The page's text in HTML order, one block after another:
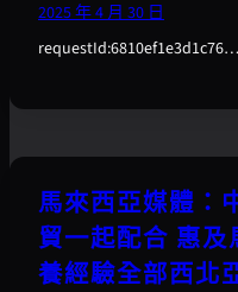
2025 年 4 月 30 日
requestId:6810ef1e3d1c76…
馬來西亞媒體：
貿一起配合 惠
養經驗全部西北